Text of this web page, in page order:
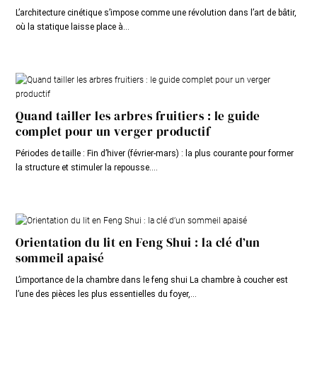
L’architecture cinétique s’impose comme une révolution dans l’art de bâtir,
où la statique laisse place à...
Quand tailler les arbres fruitiers : le guide
complet pour un verger productif
Périodes de taille : Fin d’hiver (février-mars) : la plus courante pour former
la structure et stimuler la repousse....
Orientation du lit en Feng Shui : la clé d’un
sommeil apaisé
L’importance de la chambre dans le feng shui La chambre à coucher est
l’une des pièces les plus essentielles du foyer,...